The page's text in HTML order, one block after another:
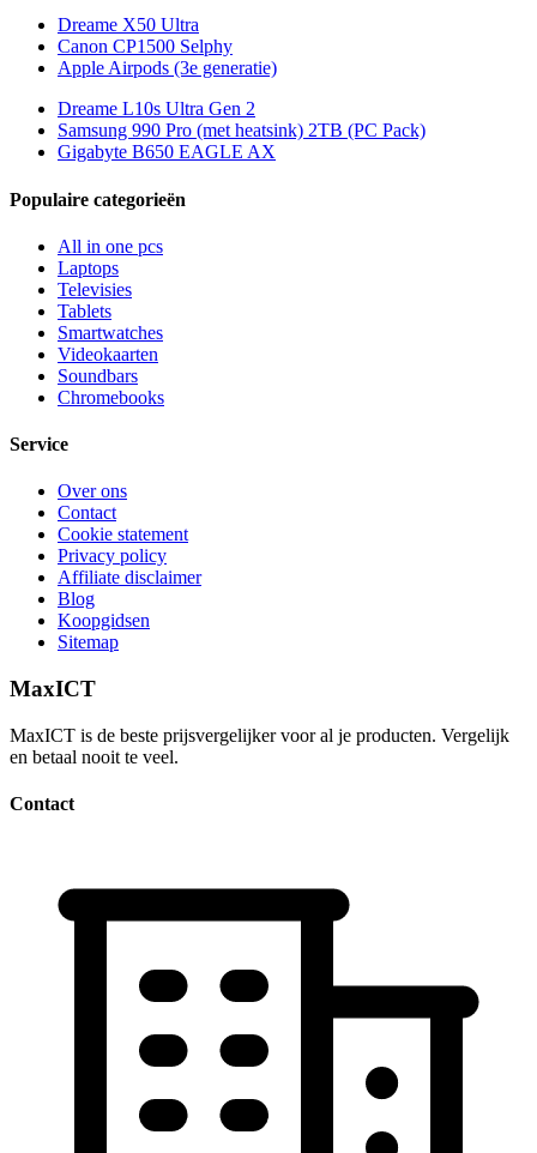
Dreame X50 Ultra
Canon CP1500 Selphy
Apple Airpods (3e generatie)
Dreame L10s Ultra Gen 2
Samsung 990 Pro (met heatsink) 2TB (PC Pack)
Gigabyte B650 EAGLE AX
Populaire categorieën
All in one pcs
Laptops
Televisies
Tablets
Smartwatches
Videokaarten
Soundbars
Chromebooks
Service
Over ons
Contact
Cookie statement
Privacy policy
Affiliate disclaimer
Blog
Koopgidsen
Sitemap
MaxICT
MaxICT is de beste prijsvergelijker voor al je producten. Vergelijk
en betaal nooit te veel.
Contact